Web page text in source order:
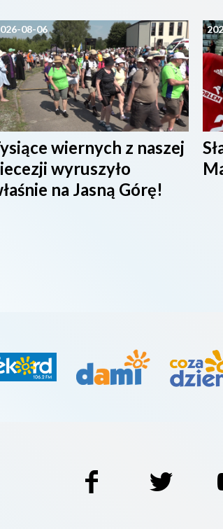
08-06
wiernych z naszej
wyruszyło
na Jasną Górę!